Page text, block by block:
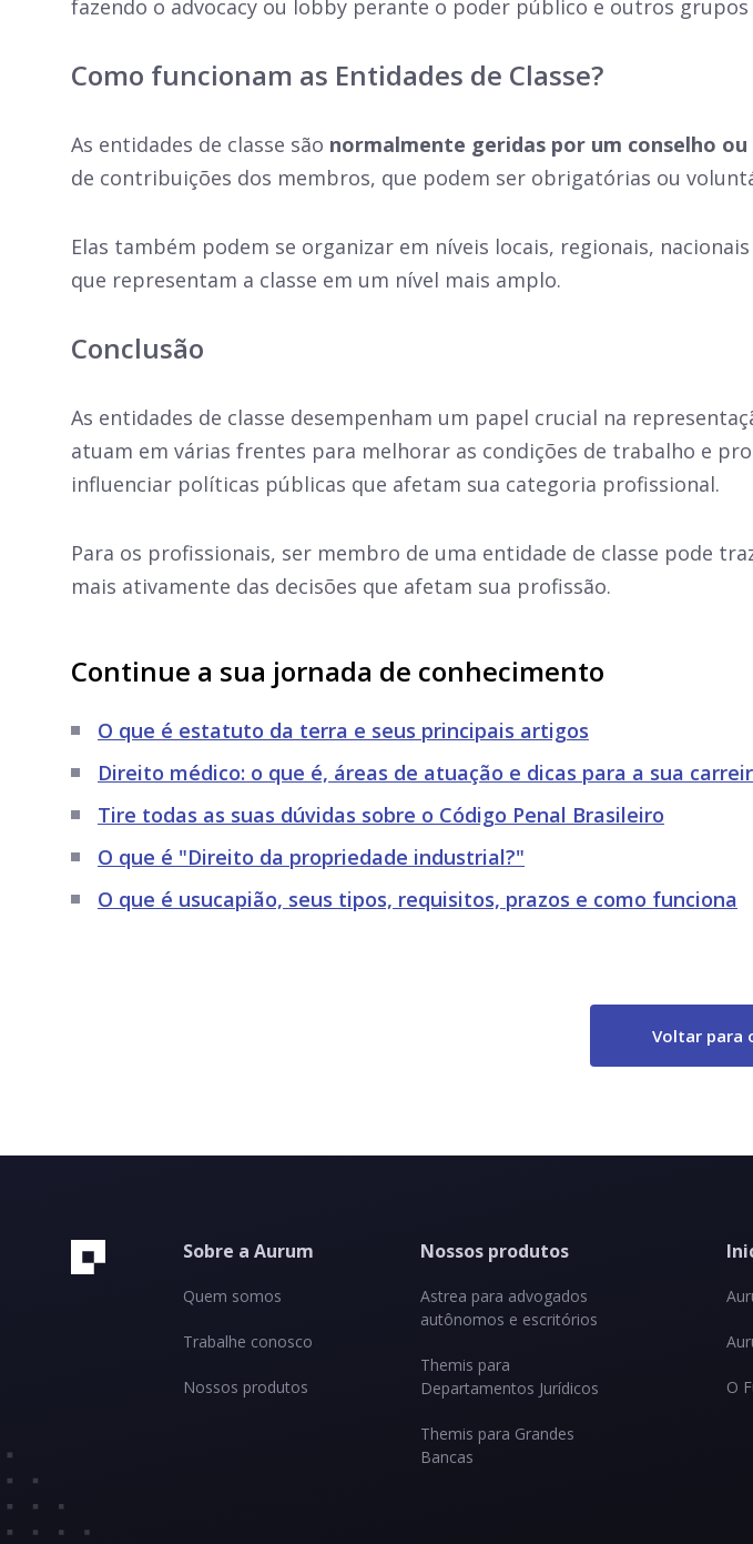
fazendo o advocacy ou lobby perante o poder público e outros grupos
Como funcionam as Entidades de Classe?
As entidades de classe são normalmente geridas por um conselho
de contribuições dos membros, que podem ser obrigatórias ou
Elas também podem se organizar em níveis locais, regionais,
que representam a classe em um nível mais amplo.
Conclusão
As entidades de classe desempenham um papel crucial na
atuam em várias frentes para melhorar as condições de trabalho e
influenciar políticas públicas que afetam sua categoria profissional.
Para os profissionais, ser membro de uma entidade de classe pode
mais ativamente das decisões que afetam sua profissão.
Continue a sua jornada de conhecimento
O que é estatuto da terra e seus principais artigos
Direito médico: o que é, áreas de atuação e dicas para a sua
Tire todas as suas dúvidas sobre o Código Penal Brasileiro
O que é "Direito da propriedade industrial?"
O que é usucapião, seus tipos, requisitos, prazos e como funciona
Voltar para
Sobre a Aurum
Quem somos
Trabalhe conosco
Nossos produtos
Nossos produtos
Astrea para advogados
autônomos e escritórios
Themis para
Departamentos Jurídicos
Themis para Grandes
Bancas
O